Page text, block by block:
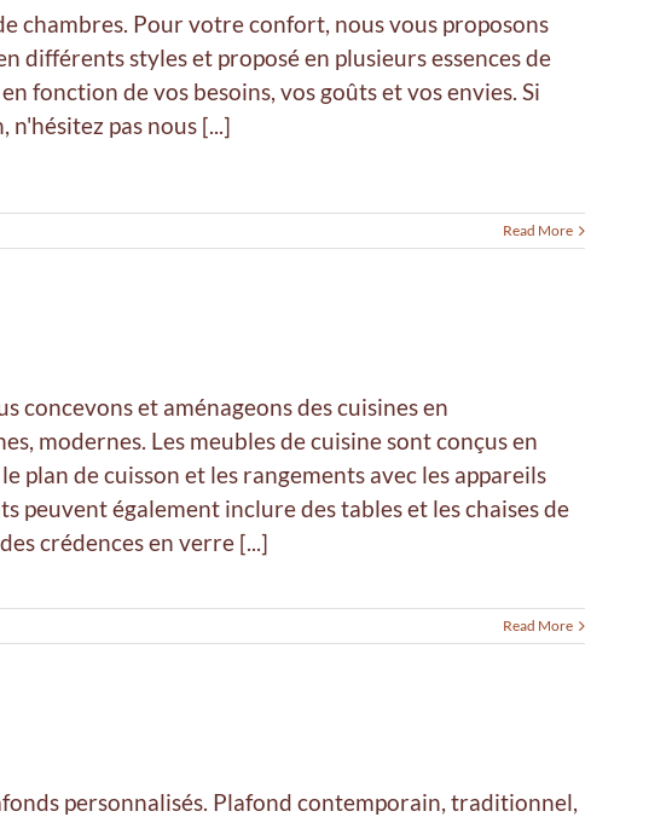
chambres. Pour votre confort, nous vous proposons
différents styles et proposé en plusieurs essences de
fonction de vos besoins, vos goûts et vos envies. Si
pas nous [...]
Read More
concevons et aménageons des cuisines en
modernes. Les meubles de cuisine sont conçus en
plan de cuisson et les rangements avec les appareils
peuvent également inclure des tables et les chaises de
crédences en verre [...]
Read More
personnalisés. Plafond contemporain, traditionnel,